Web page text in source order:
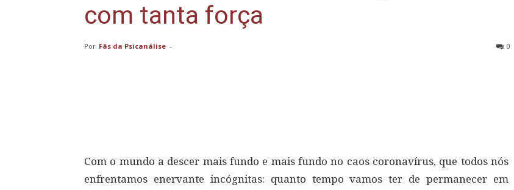
com tanta força
Por Fãs da Psicanálise - 0
Com o mundo a descer mais fundo e mais fundo no caos coronavírus, que todos nós
enfrentamos enervante incógnitas: quanto tempo vamos ter de permanecer em